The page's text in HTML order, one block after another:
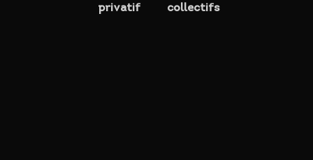
privatif
collectifs